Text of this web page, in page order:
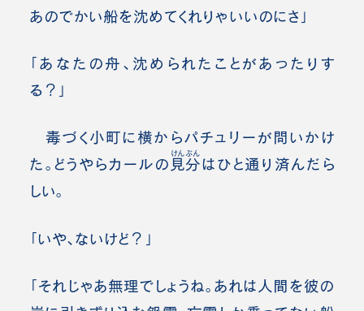
あのでかい船を沈めてくれりゃいいのにさ」
「あなたの舟、沈められたことがあったりす
る？」
毒づく小町に横からパチュリーが問いかけ
た。どうやらカールの 見分
けんぶん
はひと通り済んだら
しい。
「いや、ないけど？」
「それじゃあ無理でしょうね。あれは人間を彼の